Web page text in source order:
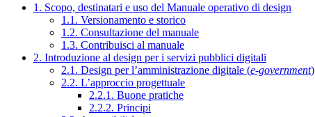
1. Scopo, destinatari e uso del Manuale operativo di design
1.1. Versionamento e storico
1.2. Consultazione del manuale
1.3. Contribuisci al manuale
2. Introduzione al design per i servizi pubblici digitali
2.1. Design per l’amministrazione digitale (e-government)
2.2. L’approccio progettuale
2.2.1. Buone pratiche
2.2.2. Principi